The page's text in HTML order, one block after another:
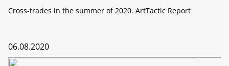
Cross-trades in the summer of 2020. ArtTactic Report
06.08.2020